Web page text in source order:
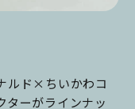
ルド×ちいかわコ
ターがラインナッ